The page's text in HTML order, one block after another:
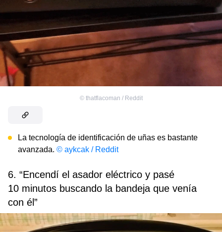
© thatflacoman / Reddit
La tecnología de identificación de uñas es bastante
avanzada. © aykcak / Reddit
6. “Encendí el asador eléctrico y pasé
10 minutos buscando la bandeja que venía
con él”